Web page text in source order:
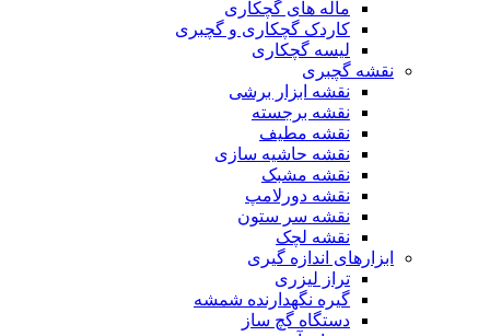
ماله های گچکاری
کاردک گچکاری و گچبری
لیسه گچکاری
نقشه گچبری
نقشه ابزار برشی
نقشه برجسته
نقشه مطیف
نقشه حاشیه سازی
نقشه مشبک
نقشه دورلامپ
نقشه سر ستون
نقشه لچک
ابزارهای اندازه گیری
تراز لیزری
گیره نگهدارنده شمشه
دستگاه گچ ساز